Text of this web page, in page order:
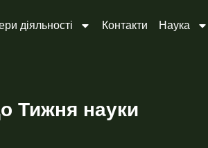
діяльності Контакти Наука
Тижня науки